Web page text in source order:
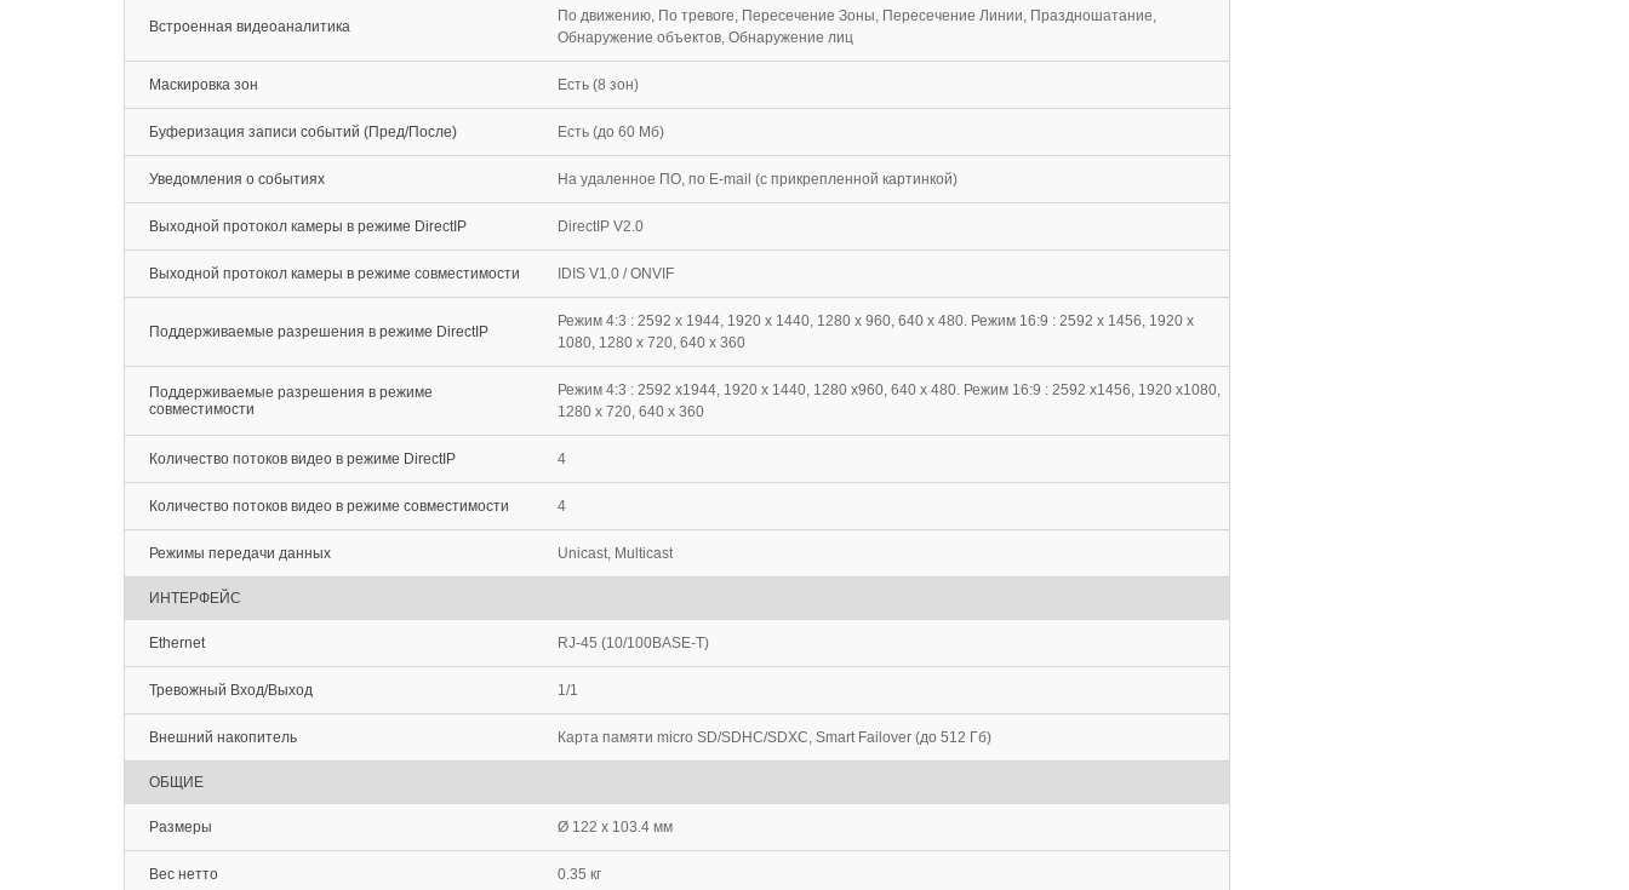
Встроенная видеоаналитика
По движению, По тревоге, Пересечение Зоны, Пересечение Линии, Праздношатание,
Обнаружение объектов, Обнаружение лиц
Маскировка зон Есть (8 зон)
Буферизация записи событий (Пред/После) Есть (до 60 Мб)
Уведомления о событиях На удаленное ПО, по E-mail (с прикрепленной картинкой)
Выходной протокол камеры в режиме DirectIP DirectIP V2.0
Выходной протокол камеры в режиме совместимости IDIS V1.0 / ONVIF
Поддерживаемые разрешения в режиме DirectIP
Режим 4:3 : 2592 x 1944, 1920 x 1440, 1280 x 960, 640 x 480. Режим 16:9 : 2592 x 1456, 1920 x
1080, 1280 x 720, 640 x 360
Поддерживаемые разрешения в режиме
совместимости
Режим 4:3 : 2592 x1944, 1920 x 1440, 1280 x960, 640 x 480. Режим 16:9 : 2592 x1456, 1920 x1080,
1280 x 720, 640 x 360
Количество потоков видео в режиме DirectIP 4
Количество потоков видео в режиме совместимости 4
Режимы передачи данных Unicast, Multicast
ИНТЕРФЕЙС
Ethernet RJ-45 (10/100BASE-T)
Тревожный Вход/Выход 1/1
Внешний накопитель Карта памяти micro SD/SDHC/SDXC, Smart Failover (до 512 Гб)
ОБЩИЕ
Размеры Ø 122 x 103.4 мм
Вес нетто 0.35 кг